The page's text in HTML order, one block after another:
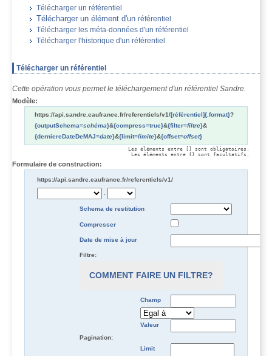
Télécharger un référentiel
Télécharger un élément d'un référentiel
Télécharger les méta-données d'un référentiel
Télécharger l'historique d'un référentiel
Télécharger un référentiel
Cette opération vous permet le téléchargement d'un référentiel Sandre.
Modèle:
https://api.sandre.eaufrance.fr/referentiels/v1/[référentiel]{.format}?
{outputSchema=schéma}&{compress=true}&{filter=filtre}&
{derniereDateDeMAJ=date}&{limit=limite}&{offset=offset}
Les éléments entre [] sont obligatoires.
Les éléments entre {} sont facultatifs.
Formulaire de construction:
https://api.sandre.eaufrance.fr/referentiels/v1/
.
Schema de restitution
Compresser
Date de mise à jour
Filtre:
COMMENT FAIRE UN FILTRE?
Champ
Valeur
Pagination:
Limit